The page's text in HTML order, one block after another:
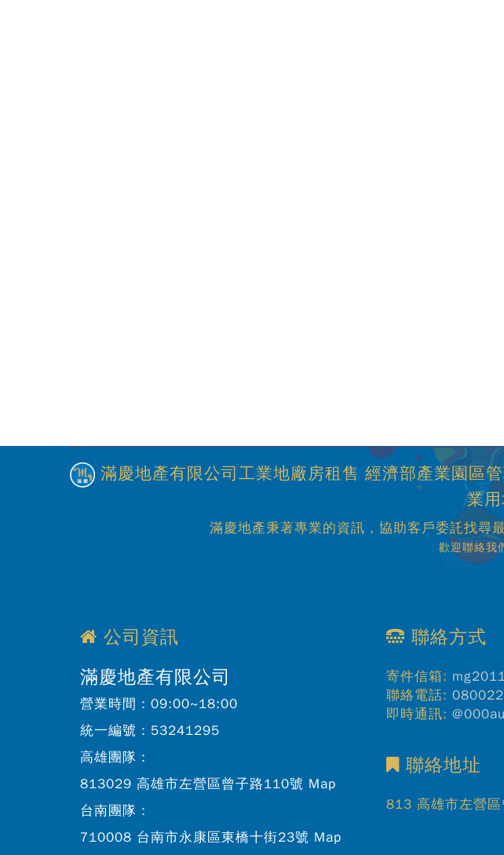
滿慶地產有限公司工業地廠房租售 經濟部產業園區
業
滿慶地產秉著專業的資訊，協助客戶委託找尋
歡迎聯絡我
公司資訊
滿慶地產有限公司
營業時間： 09:00~18:00
統一編號： 53241295
高雄團隊：
813029 高雄市左營區曾子路110號 Map
台南團隊：
710008 台南市永康區東橋十街23號 Map
聯絡方式
寄件信箱:
聯絡電話:
即時通訊:
聯絡地址
813 高雄市左營